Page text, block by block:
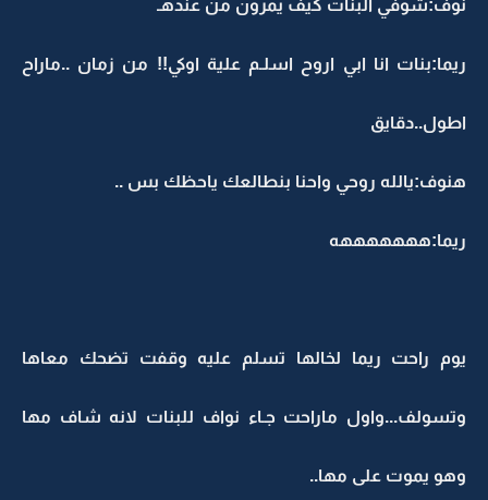
نوف:شوفي البنات كيف يمرون من عندهـ
ريما:بنات انا ابي اروح اسلـم علية اوكي!! من زمان ..ماراح
اطول..دقايق
هنوف:يالله روحي واحنا بنطالعك ياحظك بس ..
ريما:هههههههه
يوم راحت ريما لخالها تسلم عليه وقفت تضحك معاها
وتسولف...واول ماراحت جـاء نواف للبنات لانه شاف مها
وهو يموت على مها..